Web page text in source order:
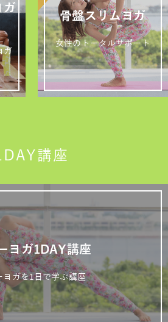
ガ
ガ
骨盤スリムヨガ
女性のトータルサポート
講座
ヨガ1DAY講座
ヨガを1日で学ぶ講座